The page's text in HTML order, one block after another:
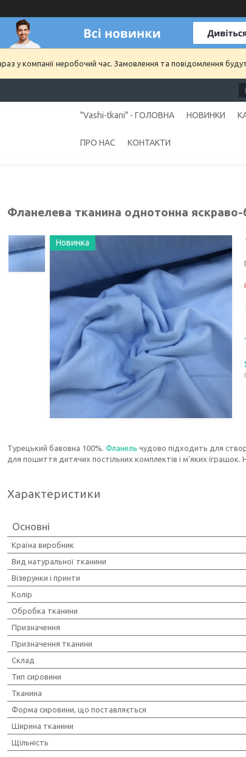
у компанії неробочий час. Замовлення та повідомлення
"Vashi-tkani" - ГОЛОВНА НОВИНКИ
ПРО НАС КОНТАКТИ
Фланелева тканина однотонна
Новинка
Турецький бавовна 100%. Фланель чудово підходить для
для пошиття дитячих постільних комплектів і м'яких іграшок.
Характеристики
Основні
Країна виробник
Вид натуральної тканини
Візерунки і принти
Колір
Обробка тканини
Призначення
Призначення тканини
Склад
Тип сировини
Тканина
Форма сировини, що поставляється
Ширина тканини
Щільність